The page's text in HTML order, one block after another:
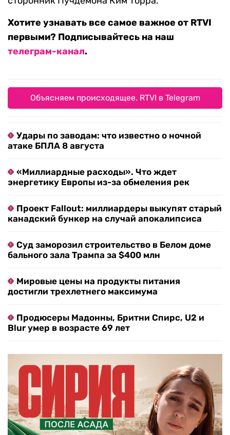
Хотите узнавать все самое важное от RTVI
первыми? Подписывайтесь на наш
телеграм-канал.
Объясняем происходящее. RTVI в Telegram
Удары по заводам: что известно о ночной
атаке БПЛА 8 августа
«Миллиардные расходы». Что ждет
энергетику Европы из-за обмеления рек
Проект Fallout: миллиардеры выкупят старый
канадский бункер на случай апокалипсиса
Суд заморозил строительство в Белом доме
бального зала Трампа за $400 млн
Мировые цены на продукты питания
достигли трехлетнего максимума
Продюсеры Мадонны, Бритни Спирс, U2 и
Blur умер в возрасте 69 лет